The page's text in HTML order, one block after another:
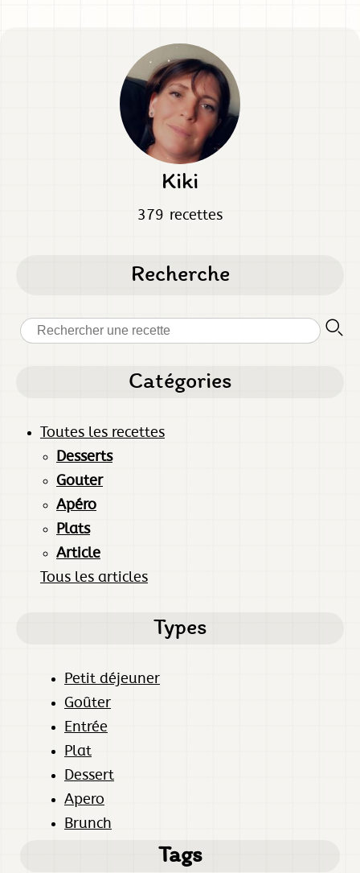
Kiki
379 recettes
Recherche
Catégories
Toutes les recettes
Desserts
Gouter
Apéro
Plats
Article
Tous les articles
Types
Petit déjeuner
Goûter
Entrée
Plat
Dessert
Apero
Brunch
Tags